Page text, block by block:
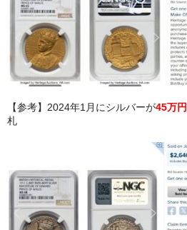
【参考】2024年1月にシルバーが45万円
札